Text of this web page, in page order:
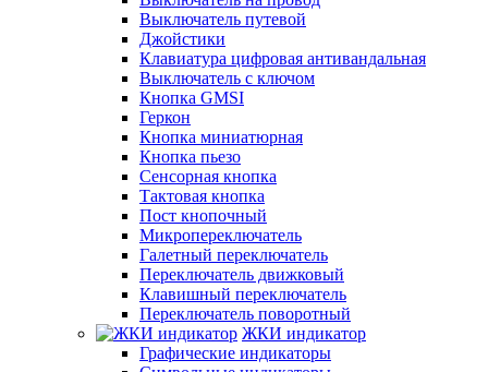
Выключатель путевой
Джойстики
Клавиатура цифровая антивандальная
Выключатель с ключом
Кнопка GMSI
Геркон
Кнопка миниатюрная
Кнопка пьезо
Сенсорная кнопка
Тактовая кнопка
Пост кнопочный
Микропереключатель
Галетный переключатель
Переключатель движковый
Клавишный переключатель
Переключатель поворотный
ЖКИ индикатор
Графические индикаторы